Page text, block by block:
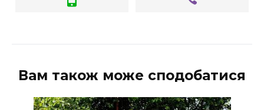
Вам також може сподобатися